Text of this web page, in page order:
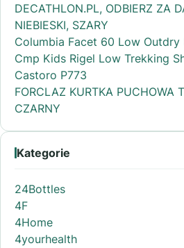
DECATHLON.PL, ODBIERZ ZA
NIEBIESKI, SZARY
Columbia Facet 60 Low Outdry
Cmp Kids Rigel Low Trekking
Castoro P773
FORCLAZ KURTKA PUCHOWA
CZARNY
Kategorie
24Bottles
4F
4Home
4yourhealth